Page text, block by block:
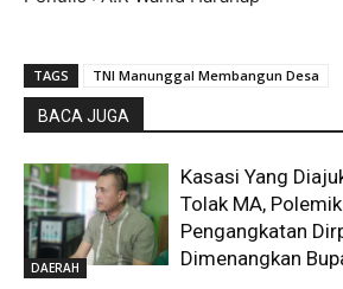
TAGS TNI Manunggal Membangun Desa
BACA JUGA
DAERAH
Kasasi Yang
Tolak MA,
Pengangkatan
Dimenangkan